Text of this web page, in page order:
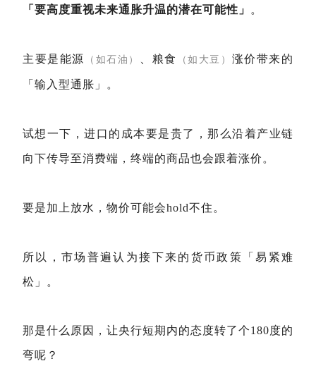
「要高度重视未来通胀升温的潜在可能性」 。
主要是能源 （如石油） 、粮食 （如大豆） 涨价带来的
「输入型通胀」。
试想一下，进口的成本要是贵了，那么沿着产业链
向下传导至消费端，终端的商品也会跟着涨价。
要是加上放水，物价可能会hold不住。
所以，市场普遍认为接下来的货币政策「易紧难
松」。
那是什么原因，让央行短期内的态度转了个180度的
弯呢？